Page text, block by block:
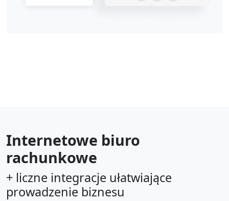
Internetowe biuro
rachunkowe
+ liczne integracje ułatwiające
prowadzenie biznesu